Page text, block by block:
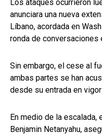
Los ataques ocurrieron
anunciara una nueva
Líbano, acordada en
ronda de conversaciones
Sin embargo, el cese al
ambas partes se han
desde su entrada en
En medio de la
Benjamin Netanyahu,